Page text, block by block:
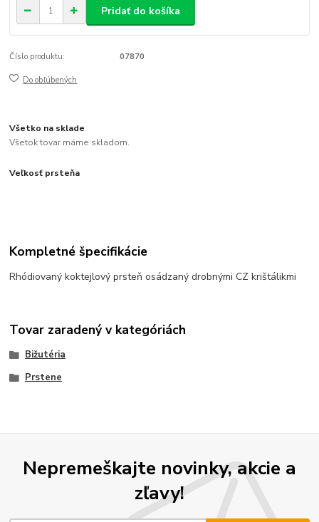
Pridať do košíka
Číslo produktu: 07870
Do obľúbených
Všetko na sklade
Všetok tovar máme skladom.
Veľkosť prsteňa
Kompletné špecifikácie
Rhódiovaný koktejlový prsteň osádzaný drobnými CZ krištálikmi
Tovar zaradený v kategóriách
Bižutéria
Prstene
Nepremeškajte novinky, akcie a
zľavy!